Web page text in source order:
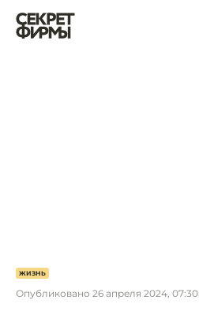
ЖИЗНЬ
Опубликовано 26 апреля 2024, 07:30